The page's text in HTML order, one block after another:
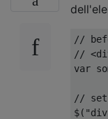
//
//
var
// set
$(